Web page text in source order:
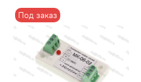
Под заказ